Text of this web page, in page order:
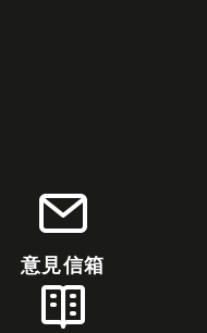
意見信箱